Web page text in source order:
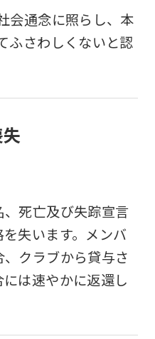
会通念に照らし、本
ふさわしくないと認
死亡及び失踪宣言
失います。メンバ
クラブから貸与さ
は速やかに返還し